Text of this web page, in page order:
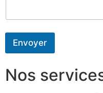
Envoyer
Nos